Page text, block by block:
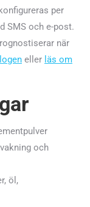
per
SMS och e-post.
när
eller läs om
och
öl,